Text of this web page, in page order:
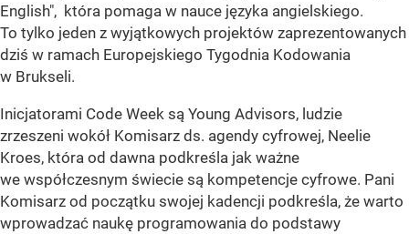
English", która pomaga w nauce języka angielskiego.
To tylko jeden z wyjątkowych projektów zaprezentowanych
dziś w ramach Europejskiego Tygodnia Kodowania
w Brukseli.
Inicjatorami Code Week są Young Advisors, ludzie
zrzeszeni wokół Komisarz ds. agendy cyfrowej, Neelie
Kroes, która od dawna podkreśla jak ważne
we współczesnym świecie są kompetencje cyfrowe. Pani
Komisarz od początku swojej kadencji podkreśla, że warto
wprowadzać naukę programowania do podstawy